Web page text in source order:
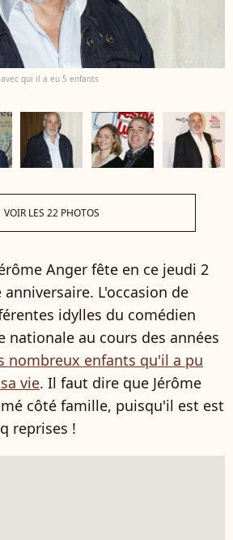
avec qui il a eu 5 enfants
VOIR LES 22 PHOTOS
Anger fête en ce jeudi 2
L'occasion de
idylles du comédien
nationale au cours des années
nombreux enfants qu'il a pu
vie. Il faut dire que Jérôme
côté famille, puisqu'il est est
reprises !